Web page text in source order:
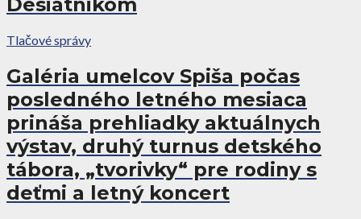
Tlačové správy
Galéria umelcov Spiša počas
posledného letného mesiaca
prináša prehliadky aktuálnych
výstav, druhý turnus detského
tábora, „tvorivky“ pre rodiny s
deťmi a letný koncert